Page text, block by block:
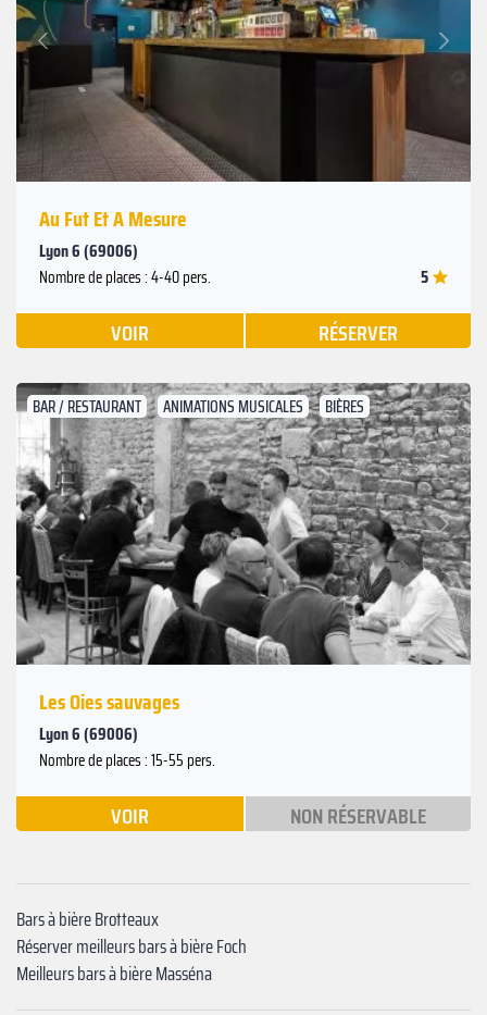
Précédent
Suivant
Au Fut Et A Mesure
Lyon 6 (69006)
Nombre de places : 4-40 pers. 5
VOIR RÉSERVER
BAR / RESTAURANT ANIMATIONS MUSICALES BIÈRES
Précédent
Suivant
Les Oies sauvages
Lyon 6 (69006)
Nombre de places : 15-55 pers.
VOIR NON RÉSERVABLE
Bars à bière Brotteaux
Réserver meilleurs bars à bière Foch
Meilleurs bars à bière Masséna